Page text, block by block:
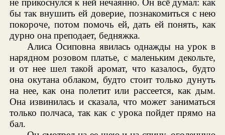
не прикоснулся к ней нечаянно. Он всё думал: как
бы так внушить ей доверие, познакомиться с нею
покороче, потом помочь ей, дать ей понять, как
дурно она преподает, бедняжка.
Алиса Осиповна явилась однажды на урок в
нарядном розовом платье, с маленьким декольте,
и от нее шел такой аромат, что казалось, будто
она окутана облаком, будто стоит только дунуть
на нее, как она полетит или рассеется, как дым.
Она извинилась и сказала, что может заниматься
только полчаса, так как с урока пойдет прямо на
бал.